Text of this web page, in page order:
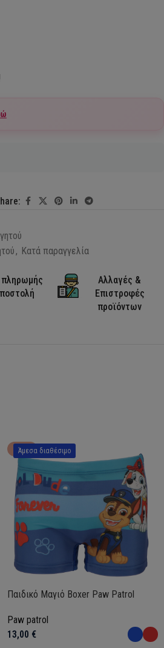
, Κατά παραγγελία
πληρωμής
Αλλαγές &
Επιστροφές
προϊόντων
Άμεσα διαθέσιμο
HOT
Παιδικό Μαγιό Boxer Paw Patrol
Paw patrol
13,00 €